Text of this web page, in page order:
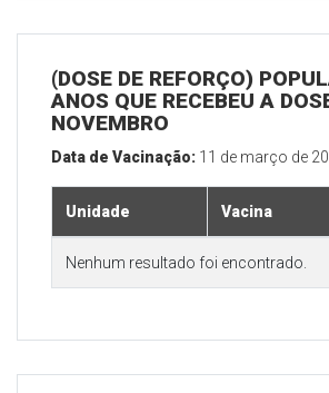
(DOSE DE REFORÇO)
ANOS QUE RECEBEU A
NOVEMBRO
Data de Vacinação: 11 de março de
Unidade Vacina
Nenhum resultado foi encontrado.